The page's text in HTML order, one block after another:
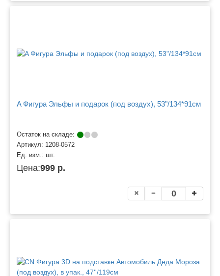
A Фигура Эльфы и подарок (под воздух), 53"/134*91см
Остаток на складе:
Артикул: 1208-0572
Ед. изм.: шт.
Цена:999 р.